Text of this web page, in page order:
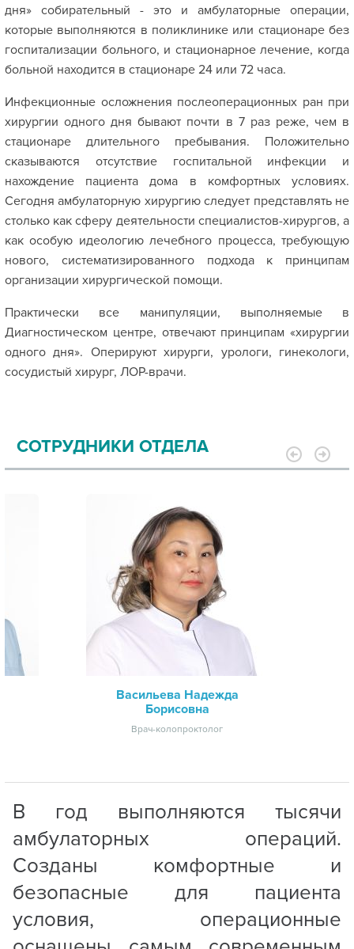
дня» собирательный - это и амбулаторные операции,
которые выполняются в поликлинике или стационаре без
госпитализации больного, и стационарное лечение, когда
больной находится в стационаре 24 или 72 часа.
Инфекционные осложнения послеоперационных ран при
хирургии одного дня бывают почти в 7 раз реже, чем в
стационаре длительного пребывания. Положительно
сказываются отсутствие госпитальной инфекции и
нахождение пациента дома в комфортных условиях.
Сегодня амбулаторную хирургию следует представлять не
столько как сферу деятельности специалистов-хирургов, а
как особую идеологию лечебного процесса, требующую
нового, систематизированного подхода к принципам
организации хирургической помощи.
Практически все манипуляции, выполняемые в
Диагностическом центре, отвечают принципам «хирургии
одного дня». Оперируют хирурги, урологи, гинекологи,
сосудистый хирург, ЛОР-врачи.
СОТРУДНИКИ ОТДЕЛА
Васильева Надежда
Борисовна
Врач-колопроктолог
В год выполняются тысячи
амбулаторных операций.
Созданы комфортные и
безопасные для пациента
условия, операционные